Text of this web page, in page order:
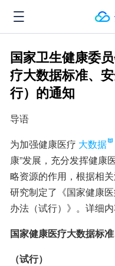
国家卫生健康委
疗大数据标准、
行）的通知
导语
为加强健康医疗 大数据
康”发展，充分发挥健康
略资源的作用，根据相
研究制定了《国家健康
办法（试行）》。详细内
国家健康医疗大数据标
（试行）